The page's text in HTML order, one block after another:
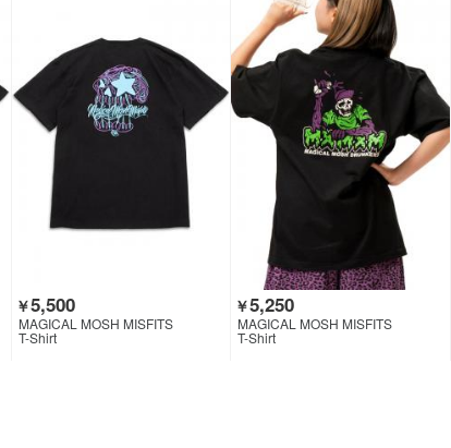
￥5,500
MAGICAL MOSH MISFITS
T-Shirt
￥5,250
MAGICAL MOSH MISFITS
T-Shirt